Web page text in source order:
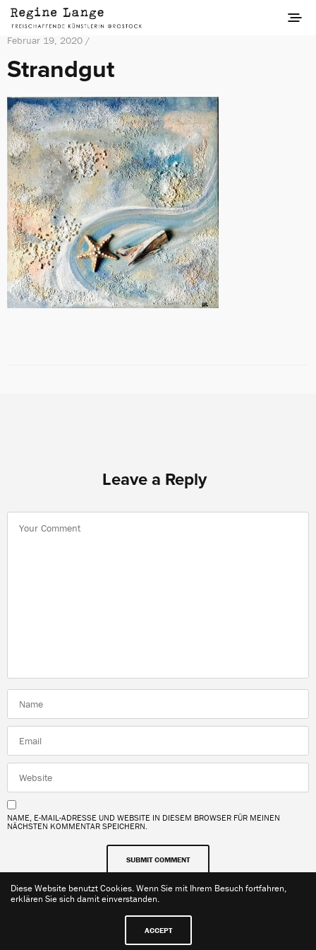
Februar 19, 2020 /
Strandgut
Leave a Reply
NAME, E-MAIL-ADRESSE UND WEBSITE IN DIESEM BROWSER FÜR MEINEN
NÄCHSTEN KOMMENTAR SPEICHERN.
Impressum Datenschutzerklärung
Diese Website benutzt Cookies. Wenn Sie mit Ihrem Besuch fortfahren,
erklären Sie sich damit einverstanden.
ACCEPT